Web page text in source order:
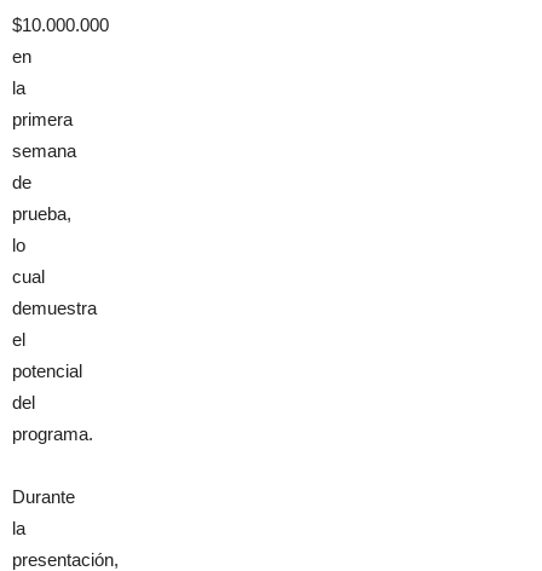
$10.000.000
en
la
primera
semana
de
prueba,
lo
cual
demuestra
el
potencial
del
programa.
Durante
la
presentación,